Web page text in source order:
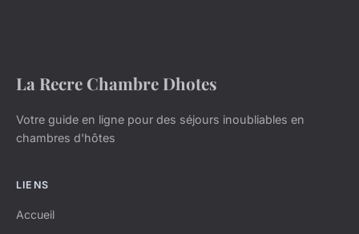
La Recre Chambre Dhotes
Votre guide en ligne pour des séjours inoubliables en
chambres d'hôtes
LIENS
Accueil